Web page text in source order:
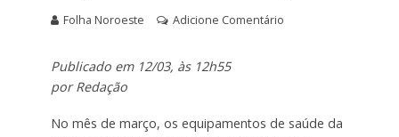
Folha Noroeste Adicione Comentário
Publicado em 12/03, às 12h55
por Redação
No mês de março, os equipamentos de saúde da